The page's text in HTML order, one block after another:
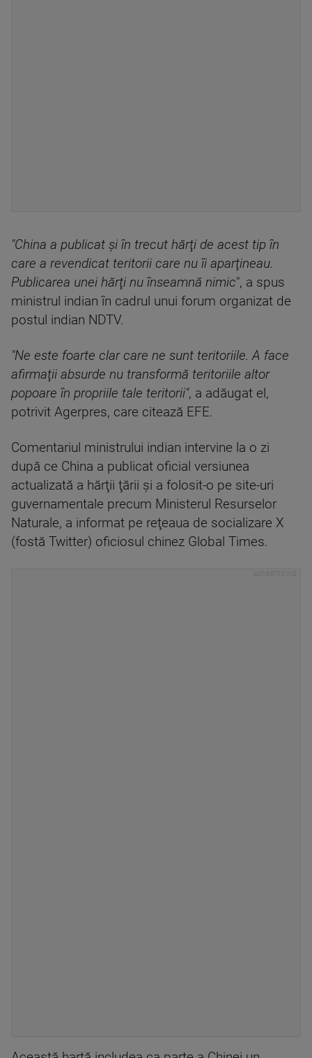
"China a publicat şi în trecut hărţi de acest tip în
care a revendicat teritorii care nu îi aparţineau.
Publicarea unei hărţi nu înseamnă nimic", a spus
ministrul indian în cadrul unui forum organizat de
postul indian NDTV.
"Ne este foarte clar care ne sunt teritoriile. A face
afirmaţii absurde nu transformă teritoriile altor
popoare în propriile tale teritorii", a adăugat el,
potrivit Agerpres, care citează EFE.
Comentariul ministrului indian intervine la o zi
după ce China a publicat oficial versiunea
actualizată a hărţii ţării şi a folosit-o pe site-uri
guvernamentale precum Ministerul Resurselor
Naturale, a informat pe reţeaua de socializare X
(fostă Twitter) oficiosul chinez Global Times.